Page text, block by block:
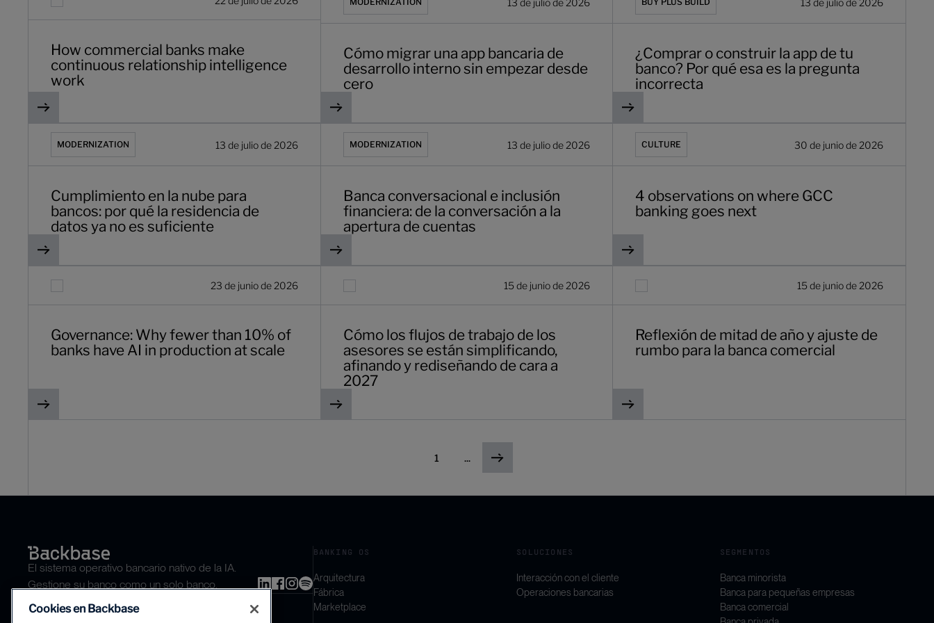
How commercial banks make
continuous relationship intelligence
work
Cómo migrar una app bancaria de
desarrollo interno sin empezar desde
cero
¿Comprar o construir la app de tu
banco? Por qué esa es la pregunta
incorrecta
Cumplimiento en la nube para bancos: por qué la residencia de datos ya no es suficiente
MODERNIZATION 13 de julio de 2026
Cumplimiento en la nube para
bancos: por qué la residencia de
datos ya no es suficiente
Banca conversacional e inclusión financiera: de la conversación a la apertura de cuentas
MODERNIZATION 13 de julio de 2026
Banca conversacional e inclusión
financiera: de la conversación a la
apertura de cuentas
4 observations on where GCC banking goes next
CULTURE 30 de junio de 2026
4 observations on where GCC
banking goes next
23 de junio de 2026
Governance: Why fewer than 10% of
banks have AI in production at scale
15 de junio de 2026
Cómo los flujos de trabajo de los
asesores se están simplificando,
afinando y rediseñando de cara a
2027
15 de junio de 2026
Reflexión de mitad de año y ajuste de
rumbo para la banca comercial
1 ...
El sistema operativo bancario nativo de la IA.
Gestione su banco como un solo banco.
BANKING OS
Arquitectura
Fábrica
Marketplace
SOLUCIONES
Interacción con el cliente
Operaciones bancarias
SEGMENTOS
Banca minorista
Banca para pequeñas empresas
Banca comercial
Cookies en Backbase